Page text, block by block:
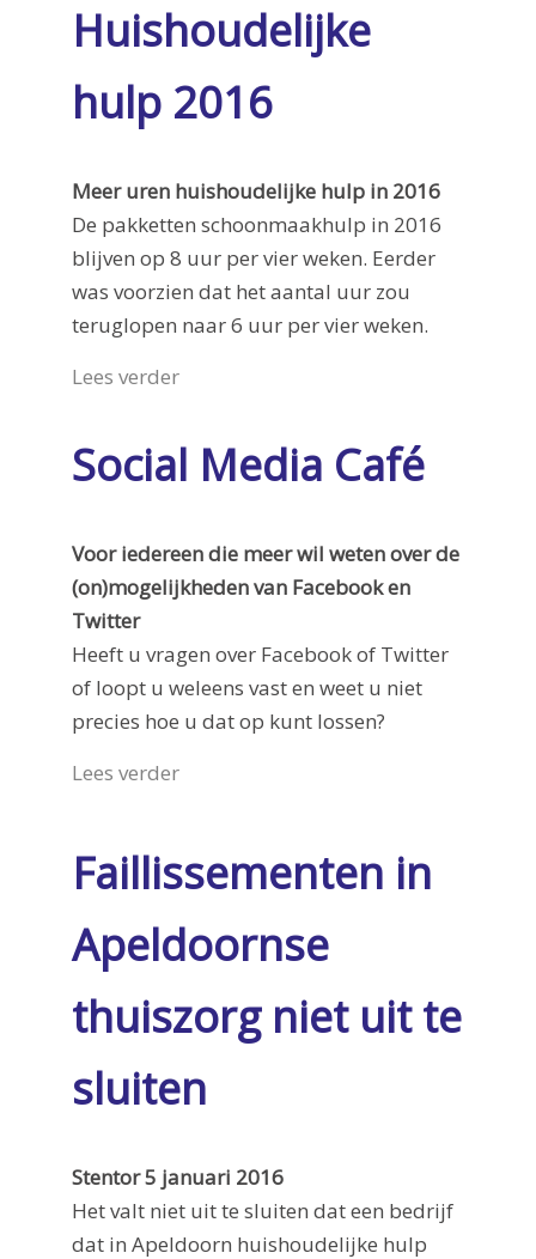
Huishoudelijke
hulp 2016
Meer uren huishoudelijke hulp in 2016
De pakketten schoonmaakhulp in 2016
blijven op 8 uur per vier weken. Eerder
was voorzien dat het aantal uur zou
teruglopen naar 6 uur per vier weken.
Lees verder
Social Media Café
Voor iedereen die meer wil weten over de
(on)mogelijkheden van Facebook en
Twitter
Heeft u vragen over Facebook of Twitter
of loopt u weleens vast en weet u niet
precies hoe u dat op kunt lossen?
Lees verder
Faillissementen in
Apeldoornse
thuiszorg niet uit te
sluiten
Stentor 5 januari 2016
Het valt niet uit te sluiten dat een bedrijf
dat in Apeldoorn huishoudelijke hulp